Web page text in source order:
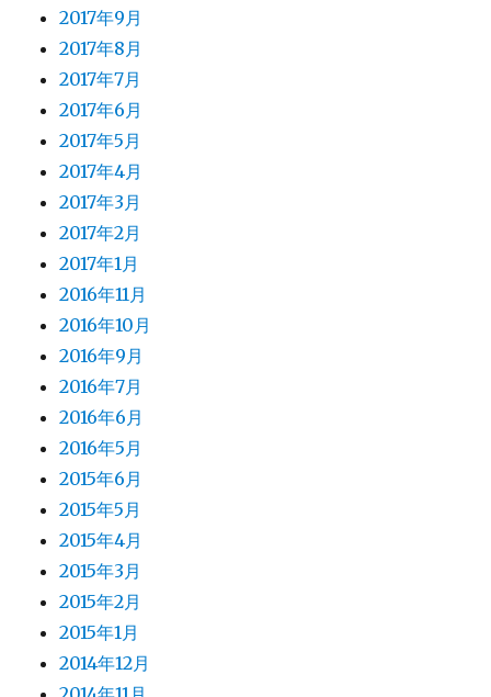
2017年9月
2017年8月
2017年7月
2017年6月
2017年5月
2017年4月
2017年3月
2017年2月
2017年1月
2016年11月
2016年10月
2016年9月
2016年7月
2016年6月
2016年5月
2015年6月
2015年5月
2015年4月
2015年3月
2015年2月
2015年1月
2014年12月